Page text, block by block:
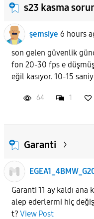
s23 kasma
şemsiye 6 hours
son gelen güvenlik
fon 20-30 fps e
eğil kasıyor. 10-15
64 1
Garanti
Garanti 11 ay kaldı
alep ederlermi hiç
t? View Post